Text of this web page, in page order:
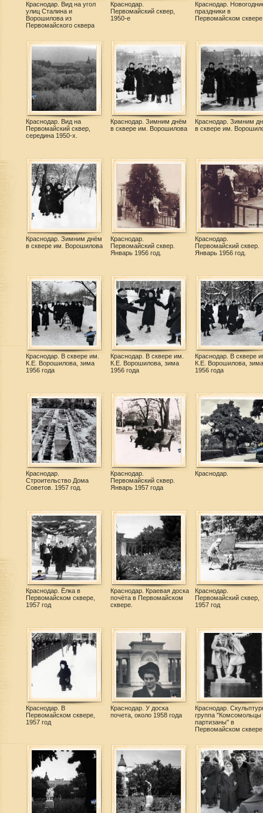
Краснодар. Вид на угол
улиц Сталина и
Ворошилова из
Первомайского сквера
Краснодар.
Первомайский сквер,
1950-е
Краснодар.
праздники в
Первомайском сквере
Краснодар. Вид на
Первомайский сквер,
середина 1950-х.
Краснодар. Зимним днём
в сквере им. Ворошилова
Краснодар. Зимним
в сквере им.
Краснодар. Зимним днём
в сквере им. Ворошилова
Краснодар.
Первомайский сквер.
Январь 1956 год.
Краснодар.
Первомайский сквер.
Январь 1956 год.
Краснодар. В сквере им.
К.Е. Ворошилова, зима
1956 года
Краснодар. В сквере им.
К.Е. Ворошилова, зима
1956 года
Краснодар. В сквере
К.Е. Ворошилова, зима
1956 года
Краснодар.
Строительство Дома
Советов. 1957 год.
Краснодар.
Первомайский сквер.
Январь 1957 года
Краснодар.
Краснодар. Ёлка в
Первомайском сквере,
1957 год
Краснодар. Краевая доска
почёта в Первомайском
сквере.
Краснодар.
Первомайский сквер,
1957 год
Краснодар. В
Первомайском сквере,
1957 год
Краснодар. У доска
почета, около 1958 года
Краснодар.
группа "Комсомольцы
партизаны" в
Первомайском сквере